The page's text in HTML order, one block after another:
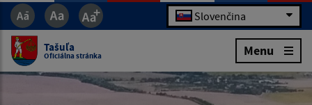
Slovenčina
Tašuľa
Oficiálna stránka Menu